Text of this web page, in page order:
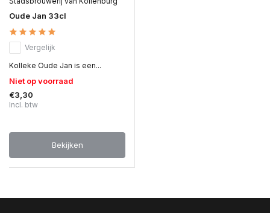
Oude Jan 33cl
Vergelijk
Kolleke Oude Jan is een...
Niet op voorraad
€3,30
Incl. btw
Bekijken